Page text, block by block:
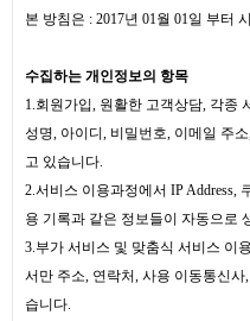
본 방침은 : 2017년 01월 01일 부터
수집하는 개인정보의 항목
1.회원가입, 원활한 고객상담, 각종
성명, 아이디, 비밀번호, 이메일 주
고 있습니다.
2.서비스 이용과정에서 IP Address,
용 기록과 같은 정보들이 자동으로
3.부가 서비스 및 맞춤식 서비스 이
서만 주소, 연락처, 사용 이동통신
습니다.